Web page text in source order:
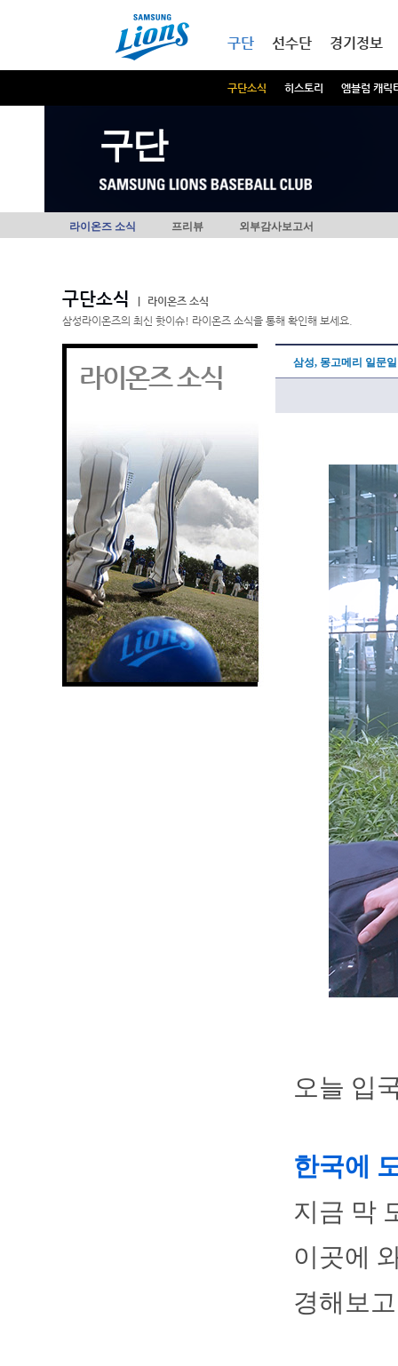
구단
구단소식 히스토리 엠블럼 캐릭
선수단 경기정보
구단
라이온즈 소식 프리뷰 외부감사보고서
구단소식
라이온즈 소식
삼성라이온즈의 최신 핫이슈! 라이온즈 소식을 통해 확인해 보세요.
라이온즈 소식 삼성, 몽고메리 일문
오늘 입
한국에
지금 막
이곳에
경해보